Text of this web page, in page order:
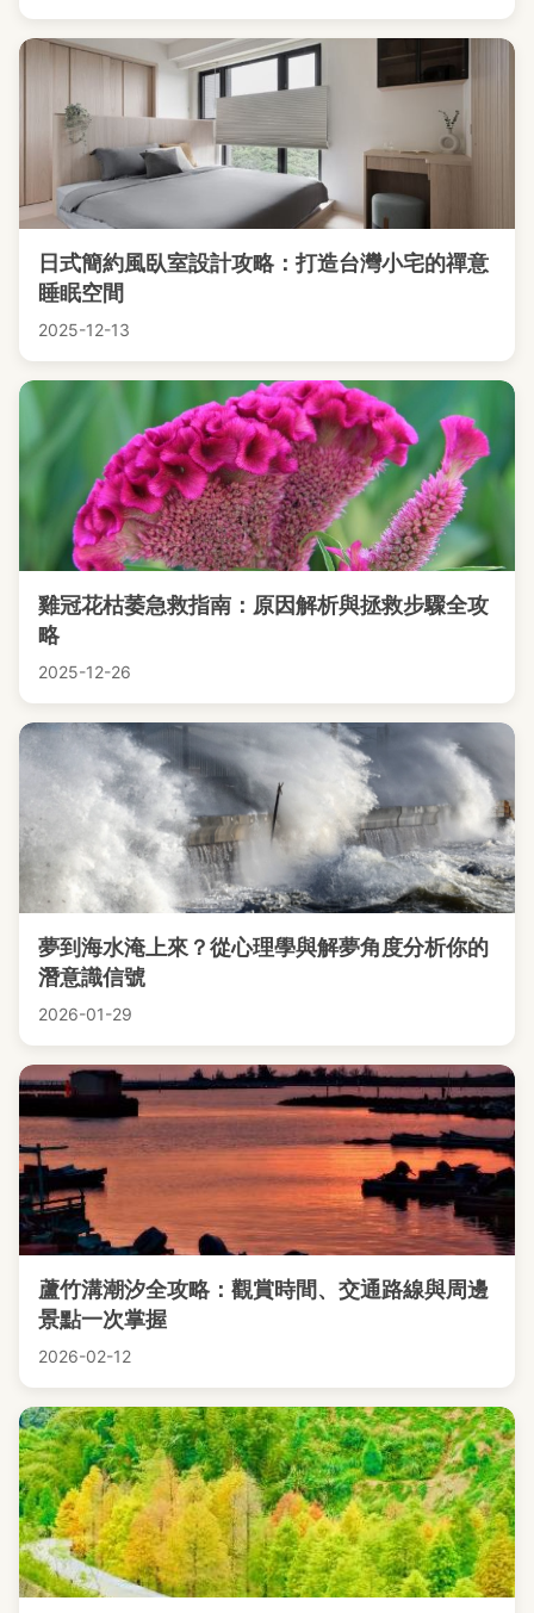
日式簡約風臥室設計攻略：打造台灣小宅的禪意
睡眠空間
2025-12-13
雞冠花枯萎急救指南：原因解析與拯救步驟全攻
略
2025-12-26
夢到海水淹上來？從心理學與解夢角度分析你的
潛意識信號
2026-01-29
蘆竹溝潮汐全攻略：觀賞時間、交通路線與周邊
景點一次掌握
2026-02-12